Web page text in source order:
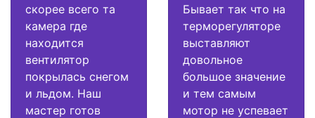
скорее всего та
камера где
находится
вентилятор
покрылась снегом
и льдом. Наш
мастер готов
Бывает так что на
терморегуляторе
выставляют
довольное
большое значение
и тем самым
мотор не успевает